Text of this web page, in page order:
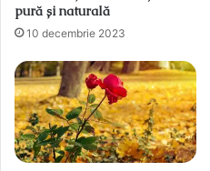
pură și naturală
10 decembrie 2023